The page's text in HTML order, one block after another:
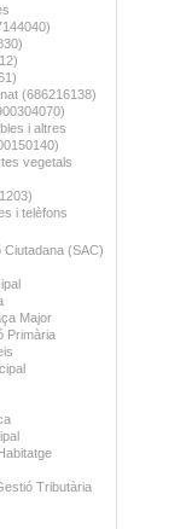
(686216138)
i altres
vegetals
i telèfons
Ciutadana (SAC)
Major
Primària
Tributària